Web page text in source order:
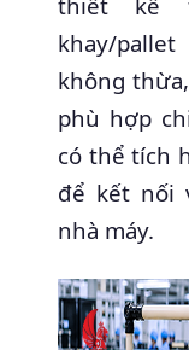
khay/
không
phù hợp
có thể tích
để kết nối
nhà máy.